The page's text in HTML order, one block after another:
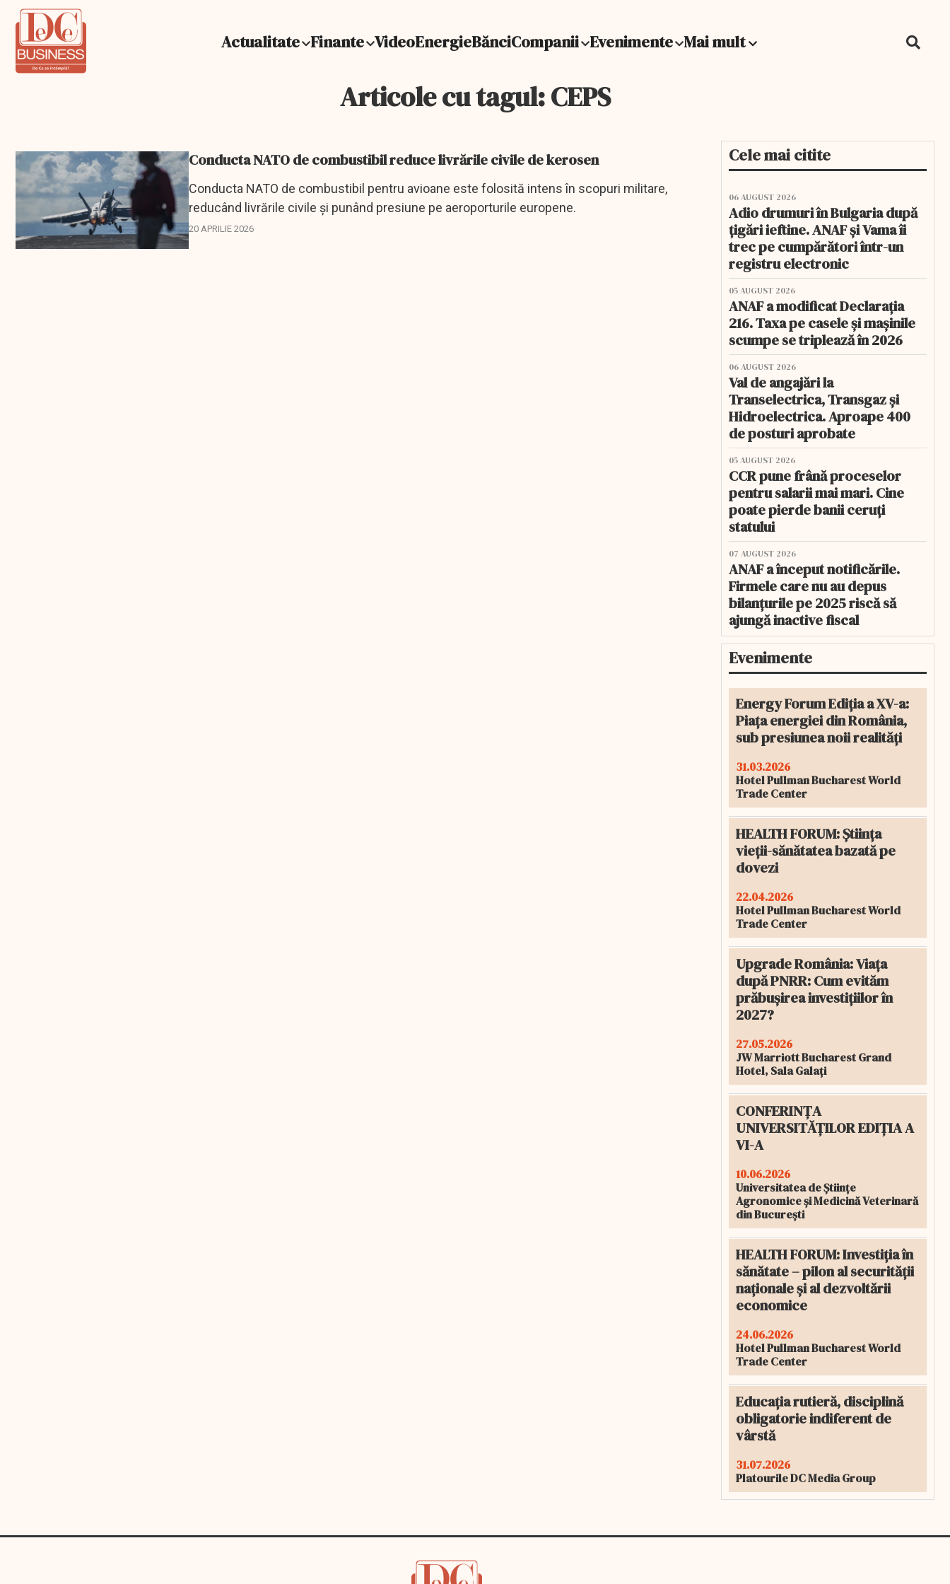
Actualitate Finante VideoEnergieBănciCompanii Evenimente Mai mult
Articole cu tagul: CEPS
Conducta NATO de combustibil reduce livrările civile de kerosen
Conducta NATO de combustibil pentru avioane este folosită intens în scopuri militare,
reducând livrările civile și punând presiune pe aeroporturile europene.
20 APRILIE 2026
Cele mai citite
06 AUGUST 2026
Adio drumuri în Bulgaria după
țigări ieftine. ANAF și Vama îi
trec pe cumpărători într-un
registru electronic
05 AUGUST 2026
ANAF a modificat Declarația
216. Taxa pe casele și mașinile
scumpe se triplează în 2026
06 AUGUST 2026
Val de angajări la
Transelectrica, Transgaz și
Hidroelectrica. Aproape 400
de posturi aprobate
05 AUGUST 2026
CCR pune frână proceselor
pentru salarii mai mari. Cine
poate pierde banii ceruți
statului
07 AUGUST 2026
ANAF a început notificările.
Firmele care nu au depus
bilanțurile pe 2025 riscă să
ajungă inactive fiscal
Evenimente
Energy Forum Ediția a XV-a:
Piața energiei din România,
sub presiunea noii realități
31.03.2026
Hotel Pullman Bucharest World
Trade Center
HEALTH FORUM: Știința
vieții-sănătatea bazată pe
dovezi
22.04.2026
Hotel Pullman Bucharest World
Trade Center
Upgrade România: Viața
după PNRR: Cum evităm
prăbușirea investițiilor în
2027?
27.05.2026
JW Marriott Bucharest Grand
Hotel, Sala Galați
CONFERINȚA
UNIVERSITĂȚILOR EDIȚIA A
VI-A
10.06.2026
Universitatea de Științe
Agronomice și Medicină Veterinară
din București
HEALTH FORUM: Investiția în
sănătate – pilon al securității
naționale și al dezvoltării
economice
24.06.2026
Hotel Pullman Bucharest World
Trade Center
Educația rutieră, disciplină
obligatorie indiferent de
vârstă
31.07.2026
Platourile DC Media Group